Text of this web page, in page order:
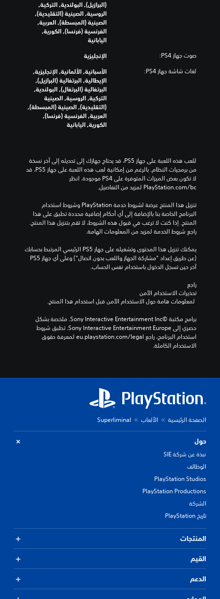
(البرازيل), البولندية, التركية,
الروسية, الصينية (التقليدية),
الصينية (المبسطة), العربية,
الفرنسية (فرنسا), الكورية,
اليابانية
صوت جهاز PS4: الإنجليزية
لغات شاشة جهاز PS4:
الأسبانية, الألمانية, الإنجليزية,
الإيطالية, البرتغالية (البرازيل),
البرتغالية (البرتغال), البولندية,
التركية, الروسية, الصينية
(التقليدية), الصينية (المبسطة),
العربية, الفرنسية (فرنسا),
الكورية, اليابانية
‎PlayStation.com/bc لمزيد من التفاصيل.
راجع شروط الخدمة لمزيد من المعلومات الهامة.
آخر حين تسجل الدخول باستخدام نفس الحساب.
راجع
تحذيرات الاستخدام الآمن
الاستخدام الكاملة.
الصفحة الرئيسية الألعاب Superliminal
حول
نبذة عن شركة SIE
الوظائف
PlayStation Studios
PlayStation Productions
الشركة
تاريخ PlayStation
المنتجات
القيم
الدعم